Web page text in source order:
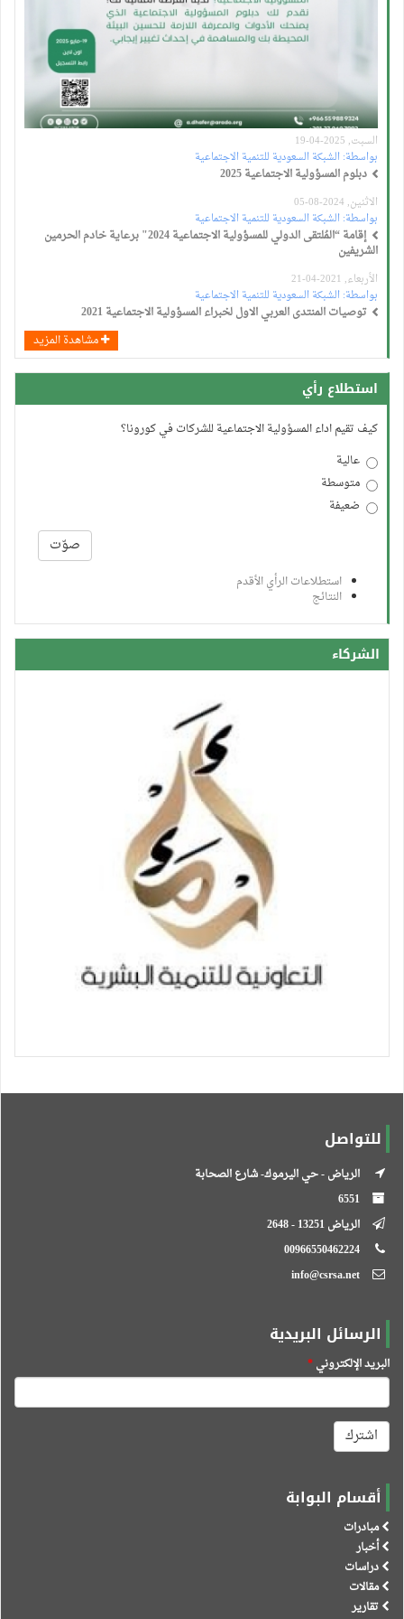
السبت, 2025-04-19
بواسطة:الشبكة السعودية للتنمية الاجتماعية
دبلوم المسؤولية الاجتماعية 2025
الاثنين, 2024-08-05
بواسطة:الشبكة السعودية للتنمية الاجتماعية
إقامة “المُلتقى الدولي للمسؤولية الاجتماعية 2024" برعاية خادم الحرمين
الشريفين
الأربعاء, 2021-04-21
بواسطة:الشبكة السعودية للتنمية الاجتماعية
توصيات المنتدى العربي الاول لخبراء المسؤولية الاجتماعية 2021
مشاهدة المزيد
استطلاع رأي
كيف تقيم اداء المسؤولية الاجتماعية للشركات في كورونا؟
عالية
متوسطة
ضعيفة
صوّت
استطلاعات الرأي الأقدم
النتائج
الشركاء
للتواصل
الرياض - حي اليرموك- شارع الصحابة
الرياض 13251 - 2648
الرسائل البريدية
البريد الإلكتروني*
اشترك
أقسام البوابة
مبادرات
أخبار
دراسات
مقالات
تقارير